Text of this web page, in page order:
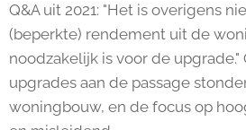
Q&A uit 2021: "Het is overigens
(beperkte) rendement uit de
noodzakelijk is voor de
upgrades aan de passage
woningbouw, en de focus op